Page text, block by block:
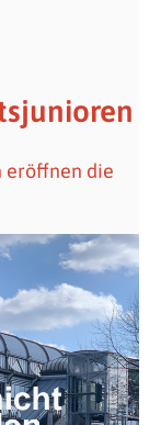
eröffnen die